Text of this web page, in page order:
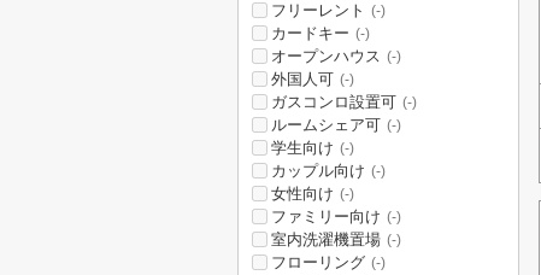
フリーレント (-)
カードキー (-)
オープンハウス (-)
外国人可 (-)
ガスコンロ設置可 (-)
ルームシェア可 (-)
学生向け (-)
カップル向け (-)
女性向け (-)
ファミリー向け (-)
室内洗濯機置場 (-)
フローリング (-)